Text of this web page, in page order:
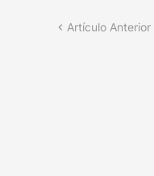
Artículo Anterior